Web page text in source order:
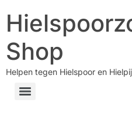
Shop
Helpen tegen Hielspoor en